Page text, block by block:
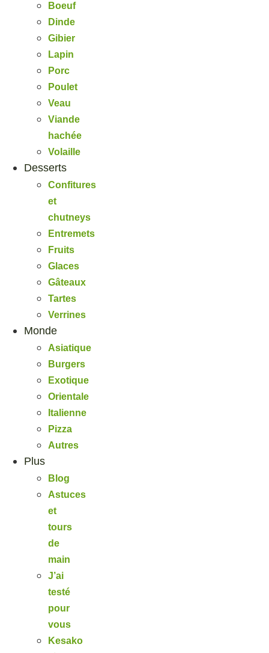
Boeuf
Dinde
Gibier
Lapin
Porc
Poulet
Veau
Viande
hachée
Volaille
Desserts
Confitures
et
chutneys
Entremets
Fruits
Glaces
Gâteaux
Tartes
Verrines
Monde
Asiatique
Burgers
Exotique
Orientale
Italienne
Pizza
Autres
Plus
Blog
Astuces
et
tours
de
main
J’ai
testé
pour
vous
Kesako